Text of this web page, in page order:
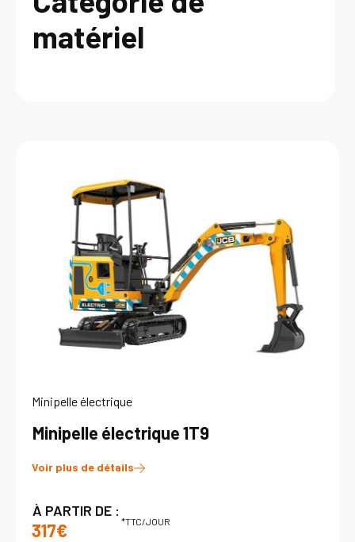
matériel
Minipelle électrique
Minipelle électrique 1T9
Voir plus de détails
À PARTIR DE :
317€ *TTC/JOUR